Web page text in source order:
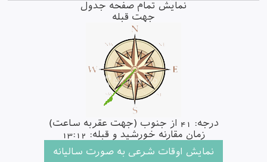
نمایش تمام صفحه جدول
جهت قبله
درجه: 41 از جنوب (جهت عقربه ساعت)
زمان مقارنه خورشید و قبله: 13:12